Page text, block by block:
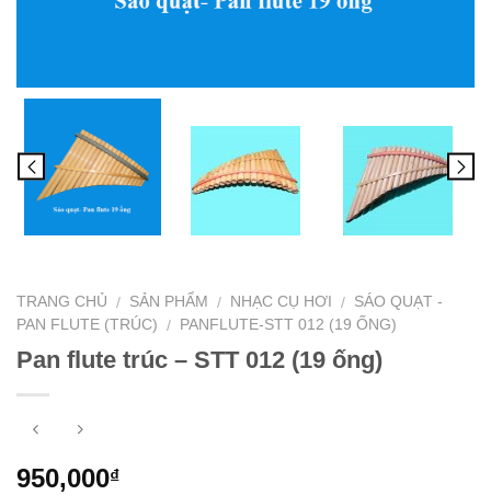
TRANG CHỦ / SẢN PHẨM / NHẠC CỤ HƠI / SÁO QUẠT -
PAN FLUTE (TRÚC)
/ PANFLUTE-STT 012 (19 ỐNG)
Pan flute trúc – STT 012 (19 ống)
950,000₫